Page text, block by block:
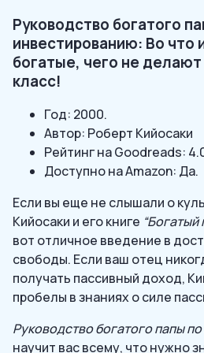
Руководство богатого
инвестированию: Во что
богатые, чего не
класс!
Год: 2000.
Автор: Роберт Кийосаки
Рейтинг на Goodreads:
Доступно на Amazon: Да.
Если вы еще не слышали о
Кийосаки и его книге
вот отличное введение в
свободы. Если ваш отец
получать пассивный доход,
пробелы в знаниях о силе
Руководство богатого папы
научит вас всему, что нужно